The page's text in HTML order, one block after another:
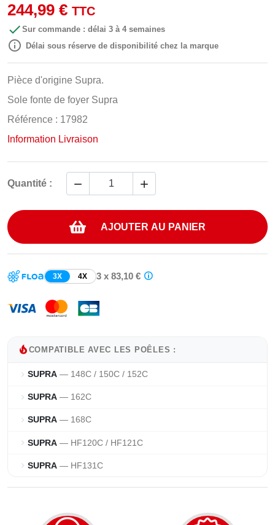
244,99 € TTC
 Sur commande : délai 3 à 4 semaines
 Délai sous réserve de disponibilité chez la marque
Pièce d'origine Supra.
Sole fonte de foyer Supra
Référence : 17982
Information Livraison
Quantité :  
AJOUTER AU PANIER
3X 4X 3 x 83,10 €
local_fire_department COMPATIBLE AVEC LES POÊLES :
chevron_right SUPRA — 148C / 150C / 152C
chevron_right SUPRA — 162C
chevron_right SUPRA — 168C
chevron_right SUPRA — HF120C / HF121C
chevron_right SUPRA — HF131C